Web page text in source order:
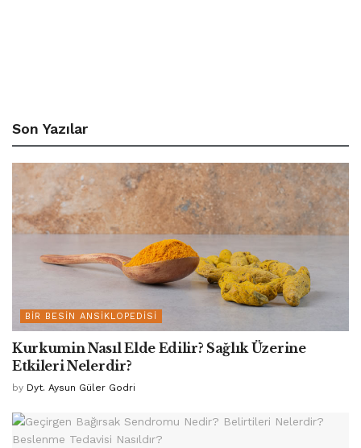
Son Yazılar
BIR BESIN ANSIKLOPEDISI
Kurkumin Nasıl Elde Edilir? Sağlık Üzerine
Etkileri Nelerdir?
by Dyt. Aysun Güler Godri